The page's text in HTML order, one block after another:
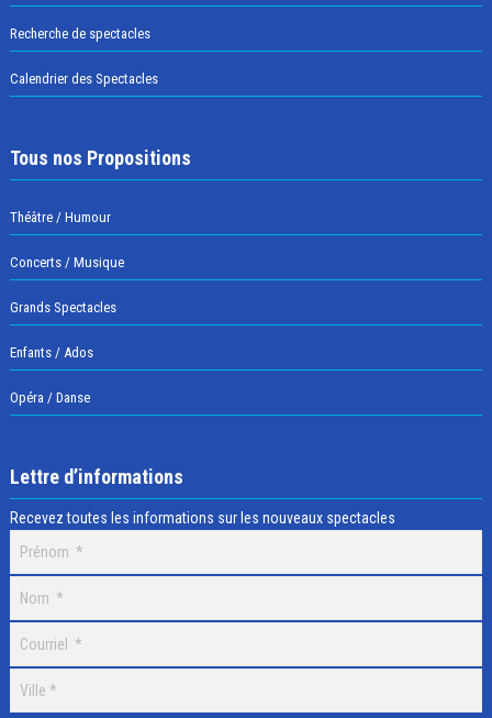
Recherche de spectacles
Calendrier des Spectacles
Tous nos Propositions
Théâtre / Humour
Concerts / Musique
Grands Spectacles
Enfants / Ados
Opéra / Danse
Lettre d’informations
Recevez toutes les informations sur les nouveaux spectacles